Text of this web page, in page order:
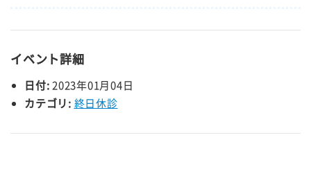
イベント詳細
日付:2023年01月04日
カテゴリ: 終日休診